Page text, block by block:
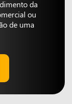
da
ou
de uma